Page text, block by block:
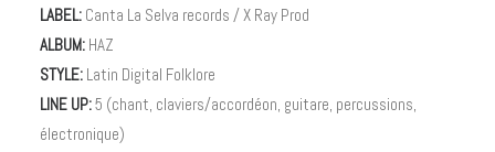
LABEL: Canta La Selva records / X Ray Prod
ALBUM: HAZ
STYLE: Latin Digital Folklore
LINE UP:5 (chant, claviers/accordéon, guitare, percussions,
électronique)